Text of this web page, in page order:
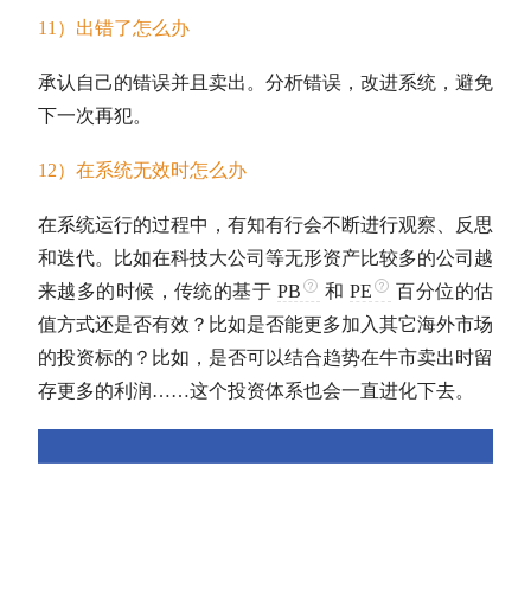
11）出错了怎么办
承认自己的错误并且卖出。分析错误，改进系统，避免
下一次再犯。
12）在系统无效时怎么办
在系统运行的过程中，有知有行会不断进行观察、反思
和迭代。比如在科技大公司等无形资产比较多的公司越
来越多的时候，传统的基于 PB 和 PE 百分位的估
值方式还是否有效？比如是否能更多加入其它海外市场
的投资标的？比如，是否可以结合趋势在牛市卖出时留
存更多的利润……这个投资体系也会一直进化下去。